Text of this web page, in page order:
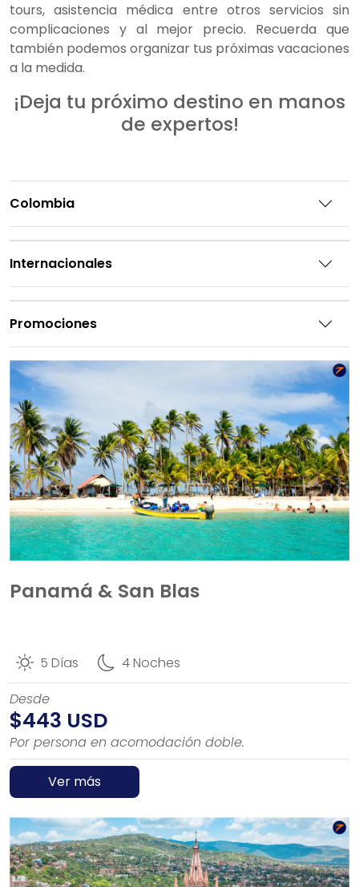
tours, asistencia médica entre otros servicios sin
complicaciones y al mejor precio. Recuerda que
también podemos organizar tus próximas vacaciones
a la medida.
¡Deja tu próximo destino en manos
de expertos!
Colombia
Internacionales
Promociones
Panamá & San Blas
5 Días
4 Noches
Desde
$443 USD
Por persona en acomodación doble.
Ver más